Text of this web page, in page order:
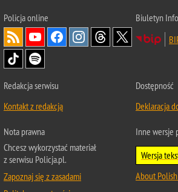
Policjaonline
Biuletyn
Redakcja serwisu
Kontakt z redakcją
Dostępność
Deklaracja
Nota prawna
Chcesz wykorzystać materiał
z serwisu Policja.pl.
Zapoznaj się z zasadami
Inne wersje
Wersja
About